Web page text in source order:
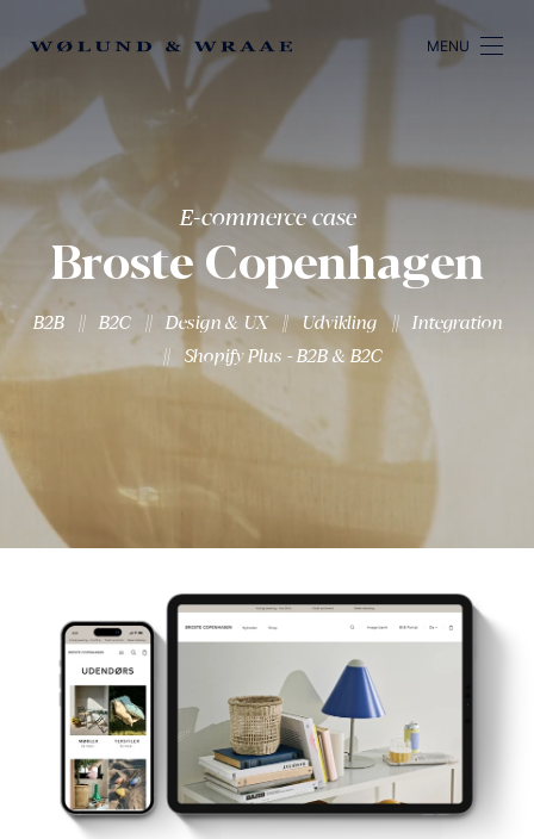
MENU
E-commerce case
Broste Copenhagen
B2B || B2C || Design & UX || Udvikling || Integration
|| Shopify Plus - B2B & B2C